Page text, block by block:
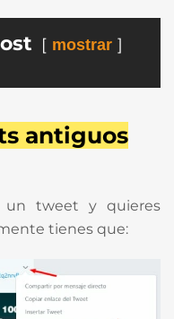
mostrar
antiguos
un tweet y quieres
tienes que: